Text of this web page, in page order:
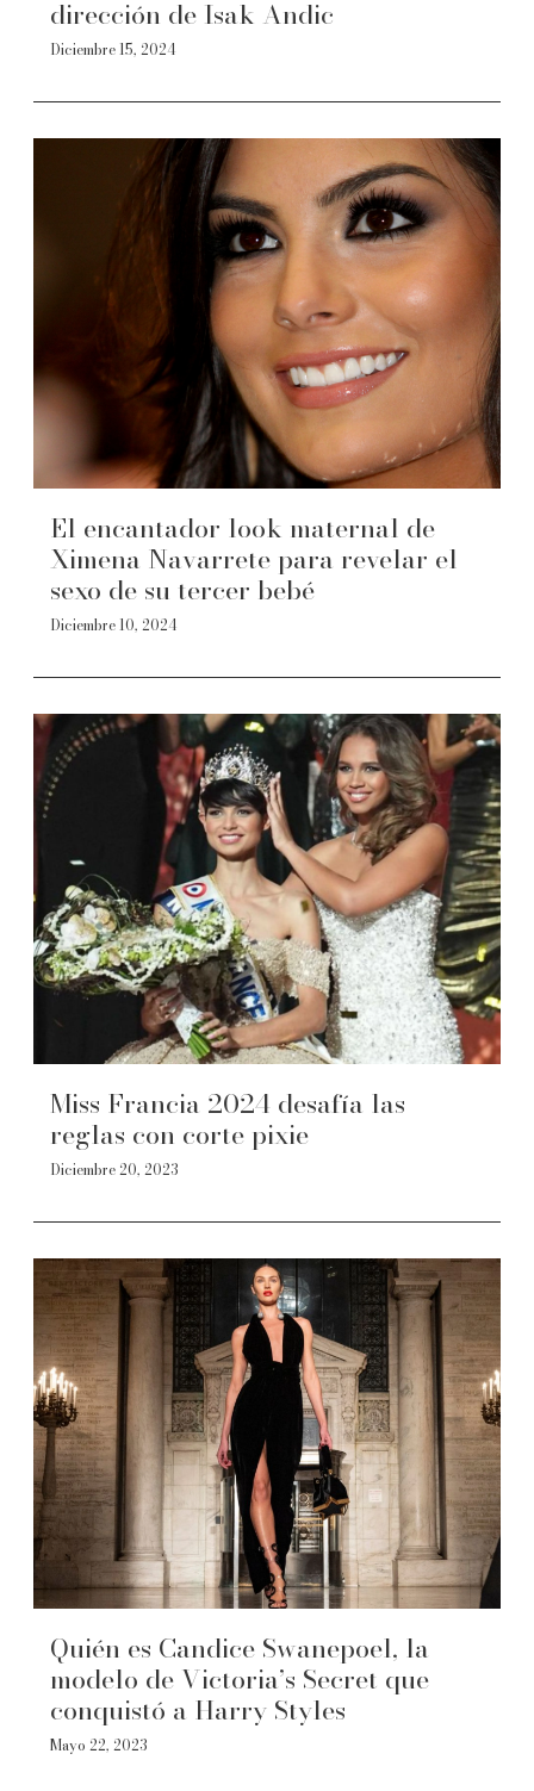
dirección de Isak Andic
Diciembre 15, 2024
El encantador look maternal de
Ximena Navarrete para revelar el
sexo de su tercer bebé
Diciembre 10, 2024
Miss Francia 2024 desafía las
reglas con corte pixie
Diciembre 20, 2023
Quién es Candice Swanepoel, la
modelo de Victoria’s Secret que
conquistó a Harry Styles
Mayo 22, 2023